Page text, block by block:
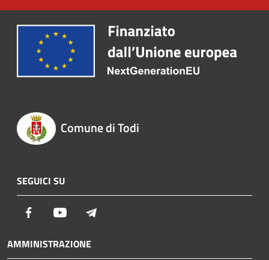
Comune di Todi
SEGUICI SU
Facebook Youtube
AMMINISTRAZIONE